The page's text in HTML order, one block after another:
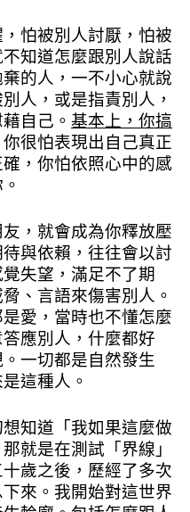
怕被別人討厭，怕被
知道怎麼跟別人說話
的人，一不小心就說
人，或是指責別人，
自己。 基本上，你搞
你很怕表現出自己真正
，你怕依照心中的感
，就會成為你釋放壓
與依賴，往往會以討
失望，滿足不了期
、言語來傷害別人。
愛，當時也不懂怎麼
應別人，什麼都好
一切都是自然發生
這種人。
知道「我如果這麼做
就是在測試「界線」
歲之後，歷經了多次
來。我開始對這世界